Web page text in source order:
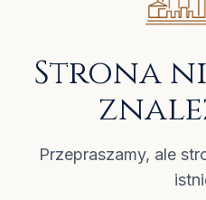
Strona
Przepraszamy, ale